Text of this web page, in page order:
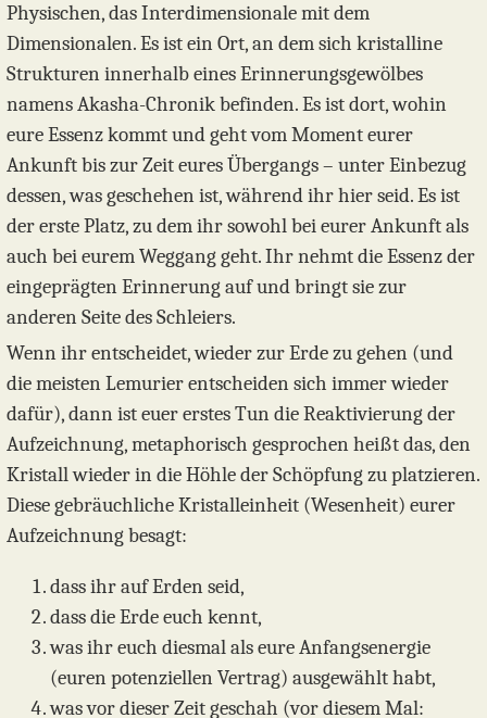
Physischen, das Interdimensionale mit dem
Dimensionalen. Es ist ein Ort, an dem sich kristalline
Strukturen innerhalb eines Erinnerungsgewölbes
namens Akasha-Chronik befinden. Es ist dort, wohin
eure Essenz kommt und geht vom Moment eurer
Ankunft bis zur Zeit eures Übergangs – unter Einbezug
dessen, was geschehen ist, während ihr hier seid. Es ist
der erste Platz, zu dem ihr sowohl bei eurer Ankunft als
auch bei eurem Weggang geht. Ihr nehmt die Essenz der
eingeprägten Erinnerung auf und bringt sie zur
anderen Seite des Schleiers.
Wenn ihr entscheidet, wieder zur Erde zu gehen (und
die meisten Lemurier entscheiden sich immer wieder
dafür), dann ist euer erstes Tun die Reaktivierung der
Aufzeichnung, metaphorisch gesprochen heißt das, den
Kristall wieder in die Höhle der Schöpfung zu platzieren.
Diese gebräuchliche Kristalleinheit (Wesenheit) eurer
Aufzeichnung besagt:
dass ihr auf Erden seid,
dass die Erde euch kennt,
was ihr euch diesmal als eure Anfangsenergie
(euren potenziellen Vertrag) ausgewählt habt,
was vor dieser Zeit geschah (vor diesem Mal: